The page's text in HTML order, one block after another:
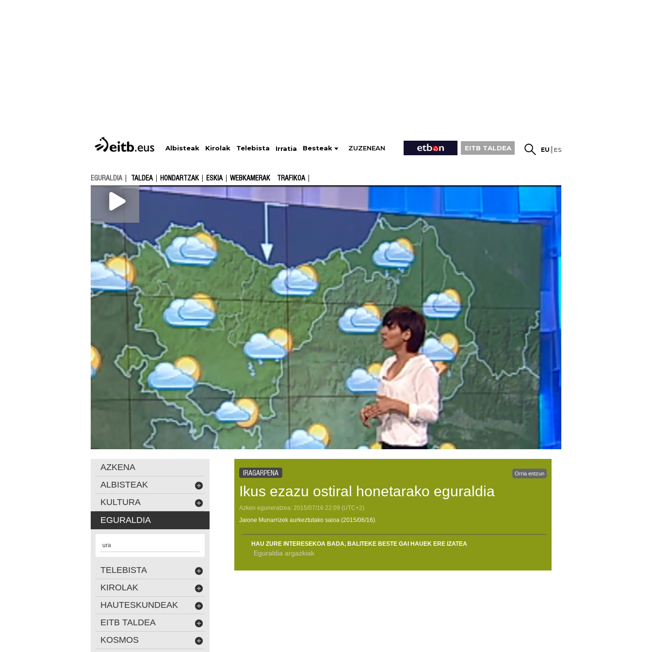
Albisteak Kirolak Telebista Irratia Besteak ZUZENEAN EITB TALDEA EU ES
EGURALDIA TALDEA HONDARTZAK ESKIA WEBKAMERAK TRAFIKOA
IRAGARPENA Orria entzun
Ikus ezazu ostiral honetarako eguraldia
Azken eguneratzea: 2015/07/16 22:09 (UTC+2)
Jaione Munarrizek aurkeztutako saioa (2015/06/16).
HAU ZURE INTERESEKOA BADA, BALITEKE BESTE GAI HAUEK ERE IZATEA
Eguraldia argazkiak
AZKENA
ALBISTEAK
KULTURA
EGURALDIA
ura
TELEBISTA
KIROLAK
HAUTESKUNDEAK
EITB TALDEA
KOSMOS